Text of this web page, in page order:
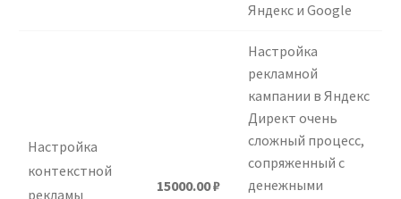
Яндекс и Google
Настройка
контекстной
рекламы
15000.00₽
Настройка
рекламной
кампании в Яндекс
Директ очень
сложный процесс,
сопряженный с
денежными